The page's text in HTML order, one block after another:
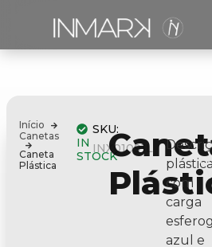
Início
Canetas
Caneta
Plástica
IN
STOCK
SKU:
INX01091L
plástica
com
carga
azul e